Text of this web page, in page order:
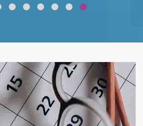
قلوبال لرعاية العين ضعف نظر